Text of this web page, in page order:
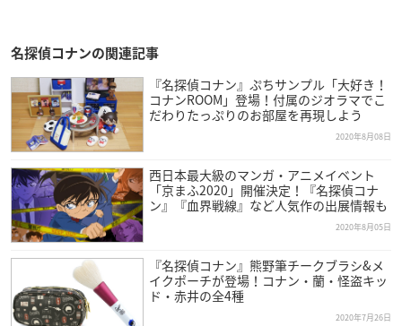
名探偵コナンの関連記事
『名探偵コナン』ぷちサンプル「大好き！
コナンROOM」登場！付属のジオラマでこ
だわりたっぷりのお部屋を再現しよう
2020年8月08日
西日本最大級のマンガ・アニメイベント
「京まふ2020」開催決定！『名探偵コナ
ン』『血界戦線』など人気作の出展情報も
2020年8月05日
『名探偵コナン』熊野筆チークブラシ&メ
イクポーチが登場！コナン・蘭・怪盗キッ
ド・赤井の全4種
2020年7月26日